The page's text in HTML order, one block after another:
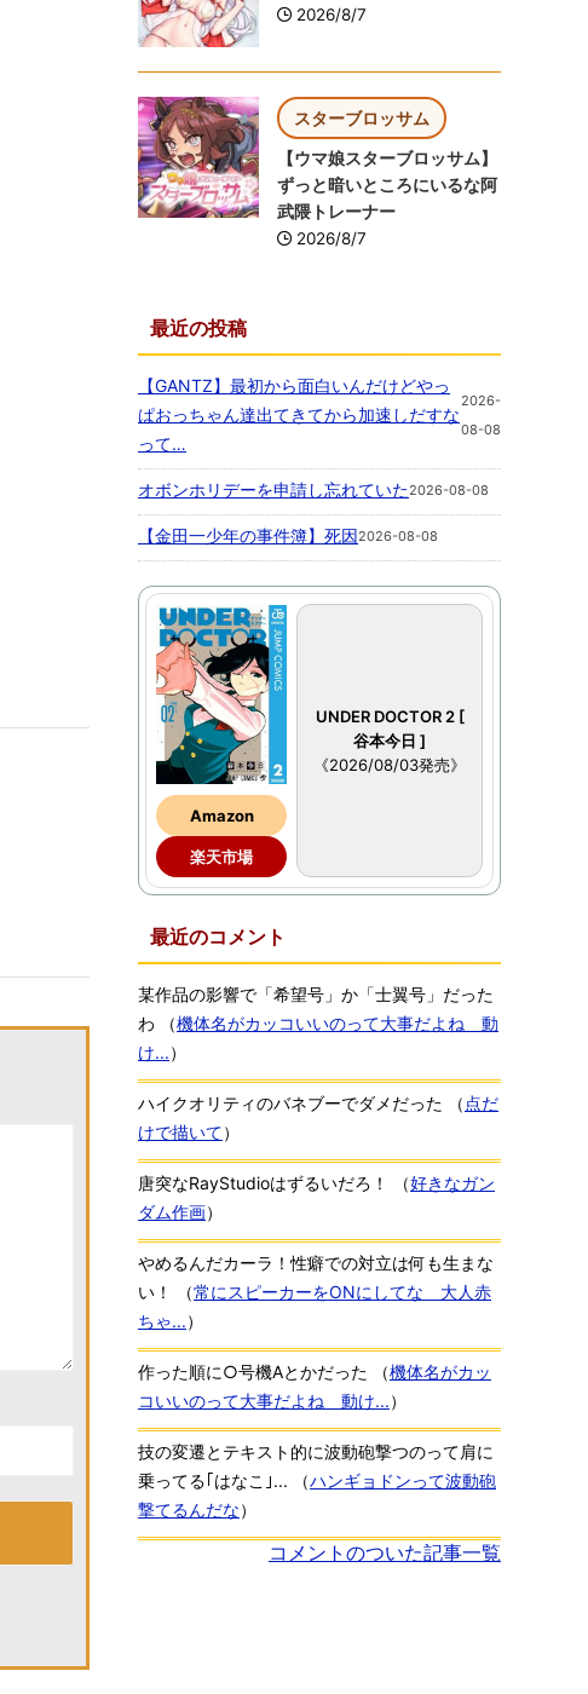
2026/8/7
スターブロッサム
【ウマ娘スターブロッサム】
ずっと暗いところにいるな阿
武隈トレーナー
2026/8/7
最近の投稿
【GANTZ】最初から面白いんだけどやっ
ぱおっちゃん達出てきてから加速しだすな
って…
2026-
08-08
オボンホリデーを申請し忘れていた2026-08-08
【金田一少年の事件簿】死因2026-08-08
Amazon
楽天市場
UNDER DOCTOR 2 [
谷本今日 ]
《2026/08/03発売》
最近のコメント
某作品の影響で「希望号」か「士翼号」だった
わ
（機体名がカッコいいのって大事だよね 動
け...）
ハイクオリティのバネブーでダメだった （ 点だ
けで描いて）
唐突なRayStudioはずるいだろ！ （好きなガン
ダム作画）
やめるんだカーラ！性癖での対立は何も生まな
い！
（常にスピーカーをONにしてな 大人赤
ちゃ...）
作った順に○号機Aとかだった （機体名がカッ
コいいのって大事だよね 動け...）
技の変遷とテキスト的に波動砲撃つのって肩に
乗ってる｢はなこ｣...
（ハンギョドンって波動砲
撃てるんだな）
コメントのついた記事一覧